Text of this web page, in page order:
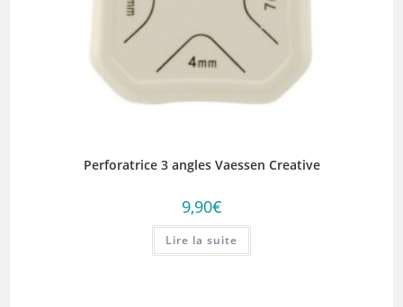
Perforatrice 3 angles Vaessen Creative
9,90€
Lire la suite